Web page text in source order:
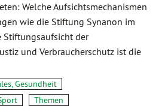
Welche Aufsichtsmechanismen
wie die Stiftung Synanon im
Stiftungsaufsicht der
und Verbraucherschutz ist die
Gesundheit
Themen